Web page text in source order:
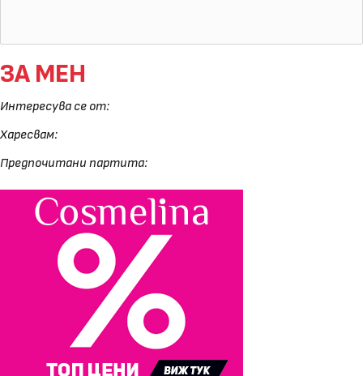
ЗА МЕН
Интересува се от:
Харесвам:
Предпочитани партита: